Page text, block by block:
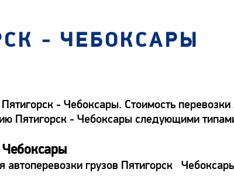
- ЧЕБОКСАРЫ
- Чебоксары. Стоимость перевозки
Пятигорск - Чебоксары следующими
Чебоксары
грузов Пятигорск